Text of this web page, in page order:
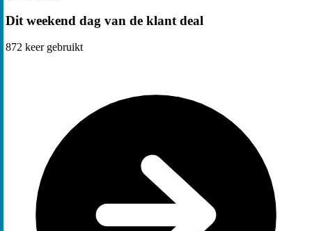
Dit weekend dag van de klant deal
872 keer gebruikt